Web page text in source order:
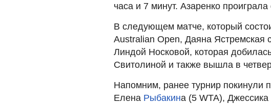
часа и 7 минут. Азаренко
В следующем матче, который
Australian Open, Даяна Ястремская
Линдой Носковой, которая
Свитолиной и также вышла в
Напомним, ранее турнир покинули
Елена Рыбакина (5 WTA), Джессика